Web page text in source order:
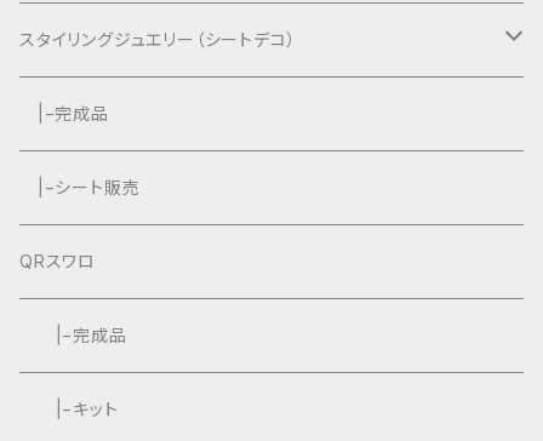
スタイリングジュエリー（シートデコ）
数秘＆カラー®︎コラボ作品
|−完成品
|−シート販売
QRスワロ
|−完成品
|−キット